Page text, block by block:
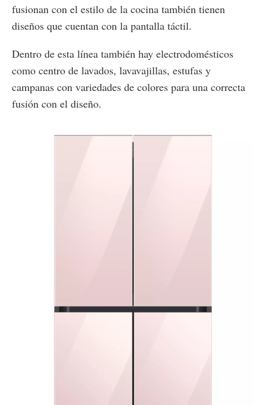
fusionan con el estilo de la cocina también tienen
diseños que cuentan con la pantalla táctil.
Dentro de esta línea también hay electrodomésticos
como centro de lavados, lavavajillas, estufas y
campanas con variedades de colores para una correcta
fusión con el diseño.